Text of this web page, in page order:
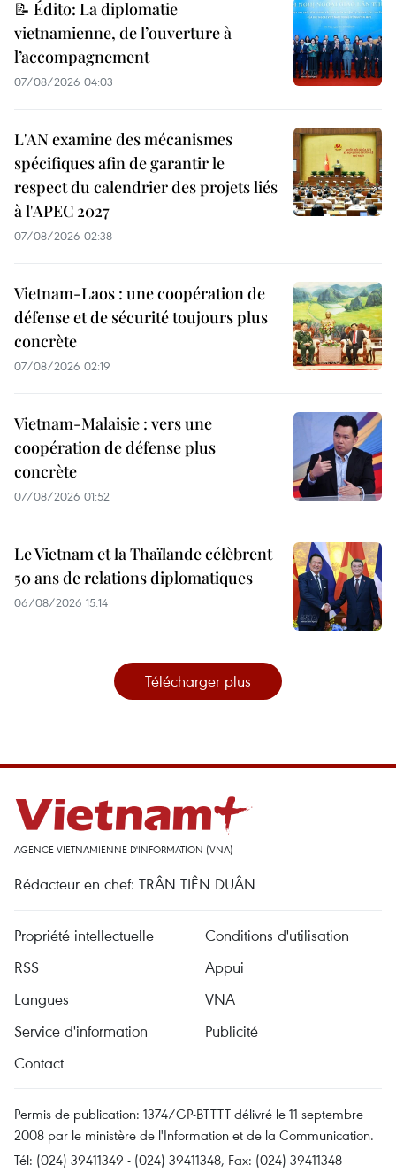
📝 Édito: La diplomatie
vietnamienne, de l’ouverture à
l’accompagnement
07/08/2026 04:03
L'AN examine des mécanismes
spécifiques afin de garantir le
respect du calendrier des projets liés
à l'APEC 2027
07/08/2026 02:38
Vietnam-Laos : une coopération de
défense et de sécurité toujours plus
concrète
07/08/2026 02:19
Vietnam-Malaisie : vers une
coopération de défense plus
concrète
07/08/2026 01:52
Le Vietnam et la Thaïlande célèbrent
50 ans de relations diplomatiques
06/08/2026 15:14
Télécharger plus
AGENCE VIETNAMIENNE D'INFORMATION (VNA)
Rédacteur en chef: TRÂN TIÊN DUÂN
Propriété intellectuelle
Conditions d'utilisation
RSS
Appui
Langues
VNA
Service d'information
Publicité
Contact
Permis de publication: 1374/GP-BTTTT délivré le 11 septembre
2008 par le ministère de l'Information et de la Communication.
Tél: (024) 39411349 - (024) 39411348, Fax: (024) 39411348